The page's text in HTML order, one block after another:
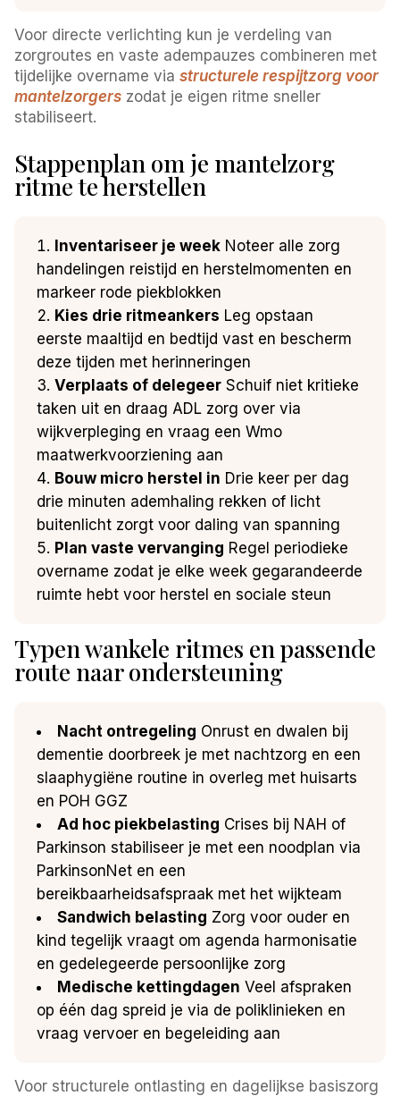
Voor directe verlichting kun je verdeling van
zorgroutes en vaste adempauzes combineren met
tijdelijke overname viastructurele respijtzorg voor
mantelzorgers zodat je eigen ritme sneller
stabiliseert.
Stappenplan om je mantelzorg
ritme te herstellen
Inventariseer je week Noteer alle zorg
handelingen reistijd en herstelmomenten en
markeer rode piekblokken
Kies drie ritmeankers Leg opstaan
eerste maaltijd en bedtijd vast en bescherm
deze tijden met herinneringen
Verplaats of delegeer Schuif niet kritieke
taken uit en draag ADL zorg over via
wijkverpleging en vraag een Wmo
maatwerkvoorziening aan
Bouw micro herstel in Drie keer per dag
drie minuten ademhaling rekken of licht
buitenlicht zorgt voor daling van spanning
Plan vaste vervanging Regel periodieke
overname zodat je elke week gegarandeerde
ruimte hebt voor herstel en sociale steun
Typen wankele ritmes en passende
route naar ondersteuning
Nacht ontregeling Onrust en dwalen bij
dementie doorbreek je met nachtzorg en een
slaaphygiëne routine in overleg met huisarts
en POH GGZ
Ad hoc piekbelasting Crises bij NAH of
Parkinson stabiliseer je met een noodplan via
ParkinsonNet en een
bereikbaarheidsafspraak met het wijkteam
Sandwich belasting Zorg voor ouder en
kind tegelijk vraagt om agenda harmonisatie
en gedelegeerde persoonlijke zorg
Medische kettingdagen Veel afspraken
op één dag spreid je via de poliklinieken en
vraag vervoer en begeleiding aan
Voor structurele ontlasting en dagelijkse basiszorg